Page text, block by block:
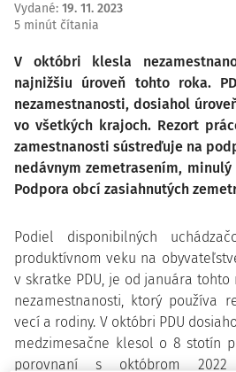
Vydané: 19. 11. 2023
5 minút čítania
V októbri klesla
najnižšiu úroveň tohto roka.
nezamestnanosti, dosiahol
vo všetkých krajoch. Rezort
zamestnanosti sústreďuje na
nedávnym zemetrasením,
Podpora obcí zasiahnutých
Podiel disponibilných
produktívnom veku na
v skratke PDU, je od januára
nezamestnanosti, ktorý používa
vecí a rodiny. V októbri PDU
medzimesačne klesol o 8 stotín
porovnaní s októbrom